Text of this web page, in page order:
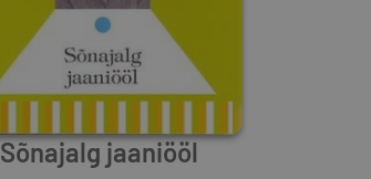
Sõnajalg jaaniööl